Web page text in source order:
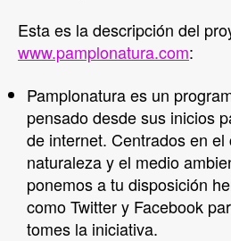
Esta es la descripción del
www.pamplonatura.com:
Pamplonatura es un
pensado desde sus inicios
de internet. Centrados en el
naturaleza y el medio
ponemos a tu disposición
como Twitter y Facebook
tomes la iniciativa.